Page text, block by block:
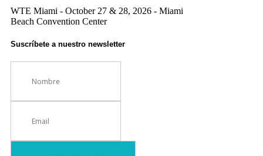
WTE Miami - October 27 & 28, 2026 - Miami
Beach Convention Center
Suscríbete a nuestro newsletter